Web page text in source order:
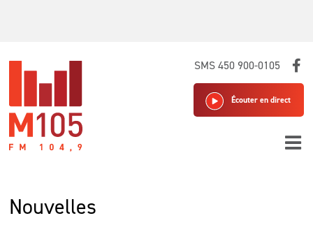
SMS 450 900-0105
Écouter en direct
Nouvelles